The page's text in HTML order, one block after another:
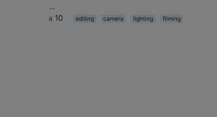
…
10
editing camera lighting filming